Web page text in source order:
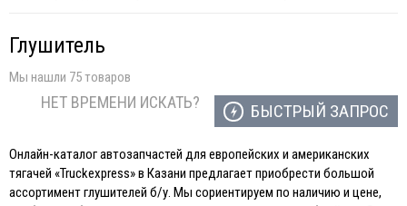
Глушитель
Мы нашли 75 товаров
НЕТ ВРЕМЕНИ ИСКАТЬ? БЫСТРЫЙ ЗАПРОС
Онлайн-каталог автозапчастей для европейских и американских
тягачей «Truckexpress» в Казани предлагает приобрести большой
ассортимент глушителей б/у. Мы сориентируем по наличию и цене,